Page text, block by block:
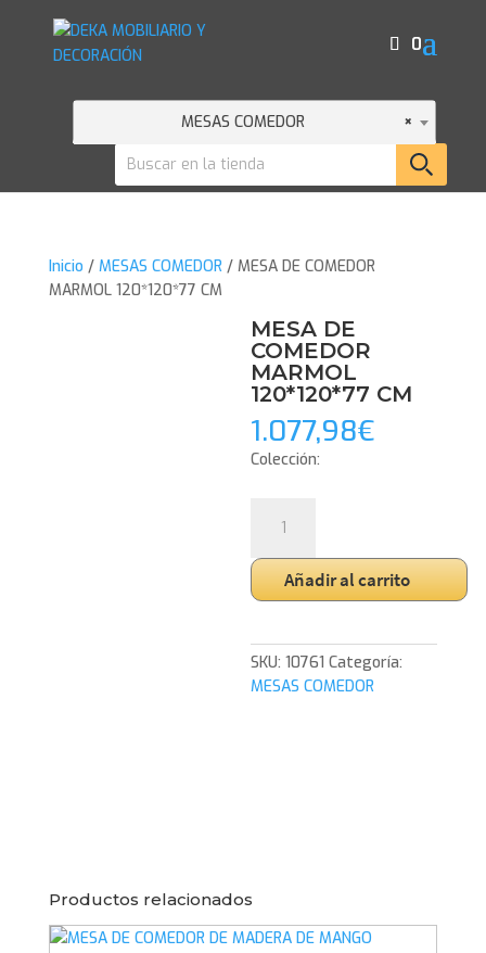
0
×
MESAS COMEDOR
Inicio / MESAS COMEDOR/ MESA DE COMEDOR
MARMOL 120*120*77 CM
MESA DE
COMEDOR
MARMOL
120*120*77 CM
1.077,98€
Colección:
COMEDOR
MARMOL
120*120*77
cantidad
Añadir al carrito
SKU:10761 Categoría:
MESAS COMEDOR
Productos relacionados